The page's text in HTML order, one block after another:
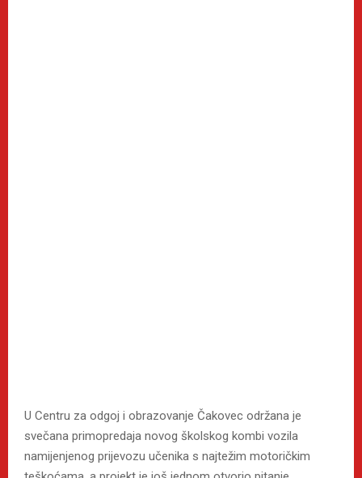
U Centru za odgoj i obrazovanje Čakovec održana je
svečana primopredaja novog školskog kombi vozila
namijenjenog prijevozu učenika s najtežim motoričkim